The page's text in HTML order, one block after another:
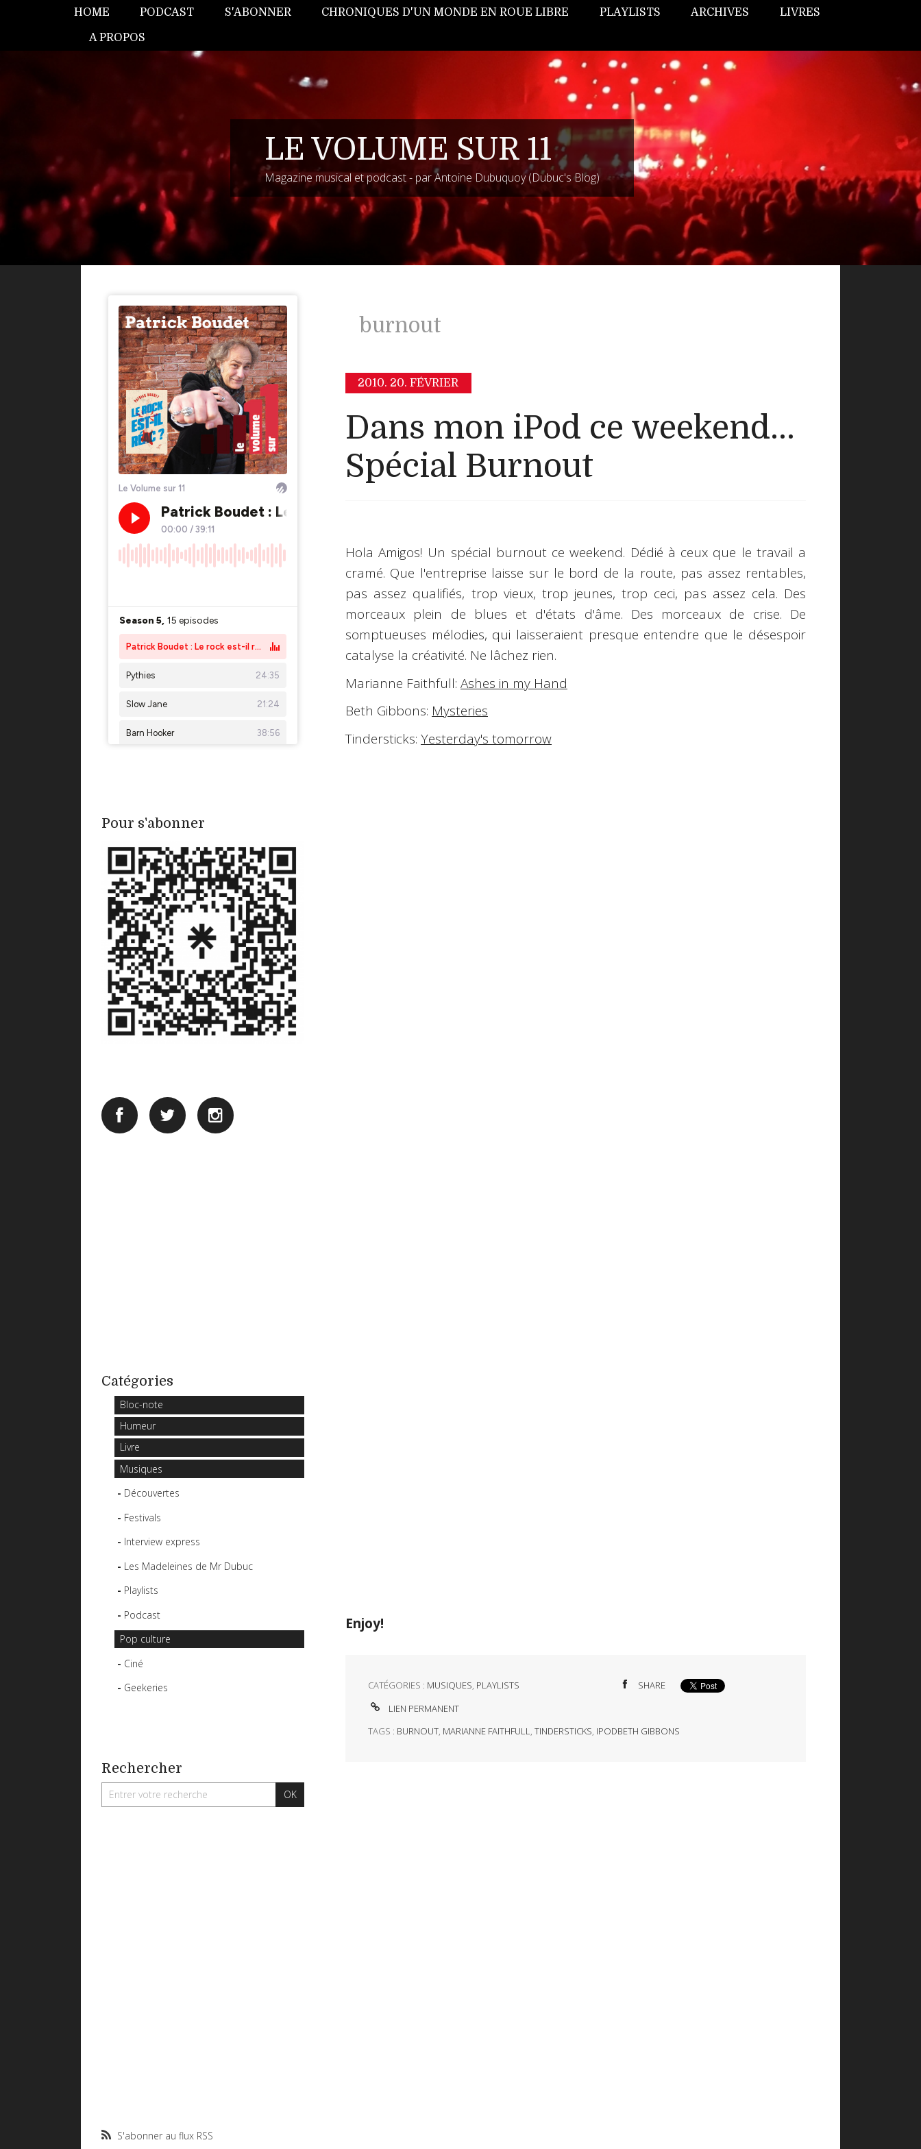
HOME PODCAST S'ABONNER CHRONIQUES D'UN MONDE EN ROUE LIBRE PLAYLISTS ARCHIVES LIVRES
A PROPOS
LE VOLUME SUR 11
Magazine musical et podcast - par Antoine Dubuquoy (Dubuc's Blog)
Pour s'abonner
Catégories
Bloc-note
Humeur
Livre
Musiques
Découvertes
Festivals
Interview express
Les Madeleines de Mr Dubuc
Playlists
Podcast
Pop culture
Ciné
Geekeries
Rechercher
S'abonner au flux RSS
burnout
2010. 20. FÉVRIER
Dans mon iPod ce weekend...
Spécial Burnout
Hola Amigos! Un spécial burnoutce weekend. Dédié à ceux que le travail a
cramé. Que l'entreprise laisse sur le bord de la route, pas assez rentables,
pas assez qualifiés, trop vieux, trop jeunes, trop ceci, pas assez cela. Des
morceaux plein de blues et d'états d'âme. Des morceaux de crise. De
somptueuses mélodies, qui laisseraient presque entendre que le désespoir
catalyse la créativité. Ne lâchez rien.
Marianne Faithfull: Ashes in my Hand
Beth Gibbons: Mysteries
Tindersticks: Yesterday's tomorrow
Enjoy!
CATÉGORIES : MUSIQUES, PLAYLISTS
SHARE
LIEN PERMANENT
TAGS : BURNOUT, MARIANNE FAITHFULL, TINDERSTICKS, IPODBETH GIBBONS